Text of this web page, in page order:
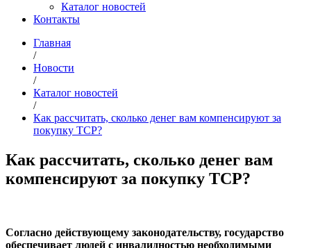
Каталог новостей
Контакты
Главная
/
Новости
/
Каталог новостей
/
Как рассчитать, сколько денег вам компенсируют за
покупку ТСР?
Как рассчитать, сколько денег вам
компенсируют за покупку ТСР?
Согласно действующему законодательству, государство
обеспечивает людей с инвалидностью необходимыми